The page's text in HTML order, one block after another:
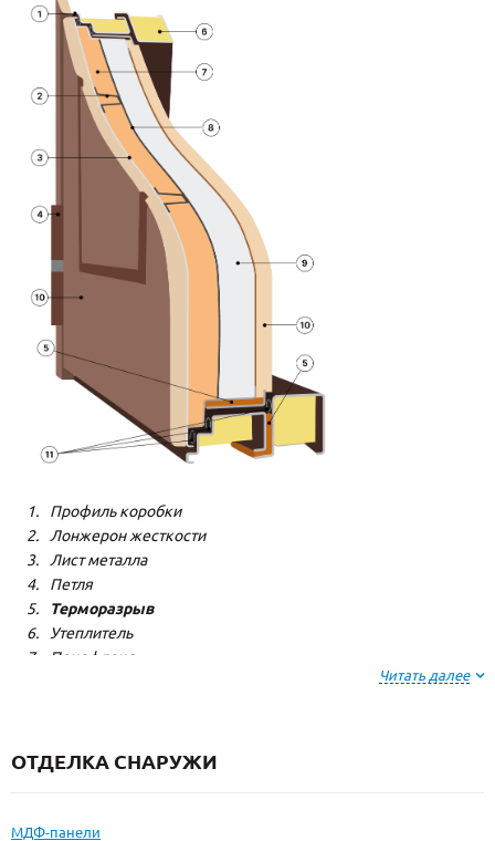
Профиль коробки
Лонжерон жесткости
Лист металла
Петля
Терморазрыв
Утеплитель
Пенофлекс
Резиновый уплотнитель
Читать далее
ОТДЕЛКА СНАРУЖИ
МДФ-панели